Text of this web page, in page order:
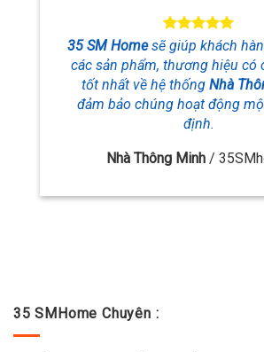
35 SM Homesẽ giúp khách
các sản phẩm, thương hiệu có
tốt nhất về hệ thống Nhà
đảm bảo chúng hoạt động
định.
Nhà Thông Minh /
35 SMHome Chuyên :